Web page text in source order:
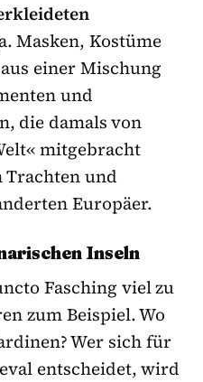
Masken, Kostüme
einer Mischung
und
die damals von
mitge­bracht
Trachten und
Europäer.
Inseln
Fasching viel zu
zum Beispiel. Wo
Wer sich für
entscheidet, wird